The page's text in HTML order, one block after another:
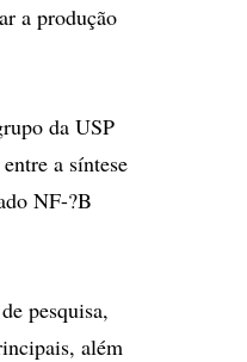
a produção
da USP
a síntese
NF-?B
pesquisa,
além